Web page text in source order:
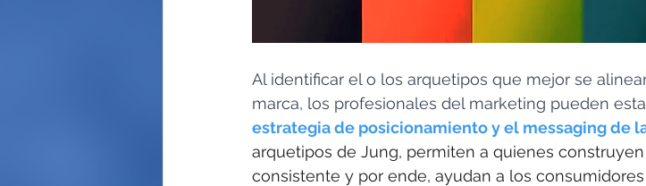
Al identificar el o los arquetipos que mejor se
marca, los profesionales del marketing pueden
estrategia de posicionamiento y el messaging de
arquetipos de Jung, permiten a quienes
consistente y por ende, ayudan a los